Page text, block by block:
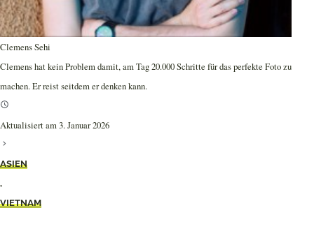
Clemens Sehi
Clemens hat kein Problem damit, am Tag 20.000 Schritte für das perfekte Foto zu
machen. Er reist seitdem er denken kann.
Aktualisiert am 3. Januar 2026
ASIEN
,
VIETNAM